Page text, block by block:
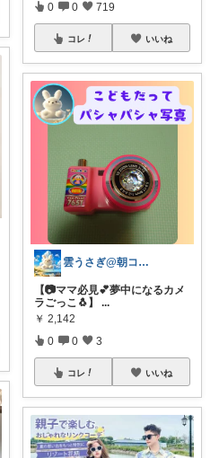
0 0 719
コレ いいね
雲うさぎ@朝コレ❤良質便利時短グッズ🐰
【📷ママ必見💕夢中になるカメ
ラごっこ🐧】 ...
￥ 2,142
0 0 3
コレ いいね